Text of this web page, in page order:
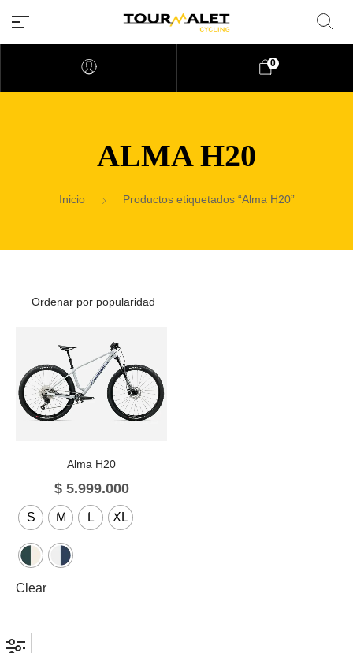
0
ALMA H20
Inicio Productos etiquetados “Alma H20”
Alma H20
$5.999.000
S M L XL
Clear